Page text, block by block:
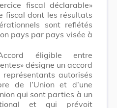
fiscal déclarable»
fiscal dont les résultats
sont reflétés
pays par pays visée à
éligible entre
désigne un accord
autorisés
de l’Union et d’une
qui sont parties à un
et qui prévoit